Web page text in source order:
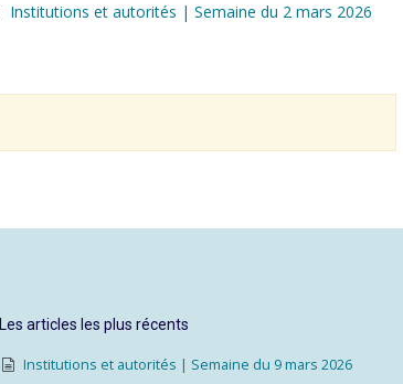
Institutions et autorités | Semaine du 2 mars 2026
Les articles les plus récents
Institutions et autorités | Semaine du 9 mars 2026